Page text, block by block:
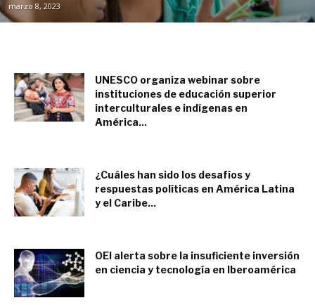
marzo 8, 2023
UNESCO organiza webinar sobre
instituciones de educación superior
interculturales e indígenas en
América...
¿Cuáles han sido los desafíos y
respuestas políticas en América Latina
y el Caribe...
OEI alerta sobre la insuficiente inversión
en ciencia y tecnología en Iberoamérica